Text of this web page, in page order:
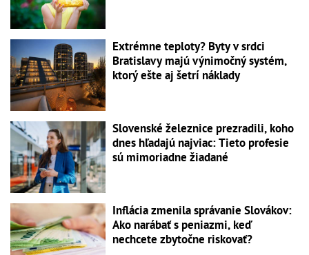
Extrémne teploty? Byty v srdci
Bratislavy majú výnimočný systém,
ktorý ešte aj šetrí náklady
Slovenské železnice prezradili, koho
dnes hľadajú najviac: Tieto profesie
sú mimoriadne žiadané
Inflácia zmenila správanie Slovákov:
Ako narábať s peniazmi, keď
nechcete zbytočne riskovať?